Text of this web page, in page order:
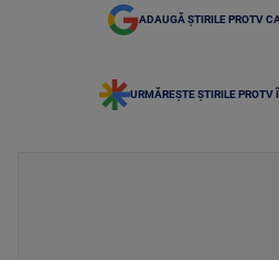
ADAUGĂ ȘTIRILE PROTV
URMĂREȘTE ȘTIRILE PROTV